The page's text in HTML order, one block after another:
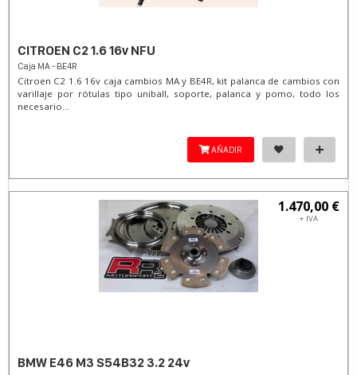
CITROEN C2 1.6 16v NFU
Caja MA - BE4R
Citroen C2 1.6 16v caja cambios MA y BE4R, kit palanca de cambios con
varillaje por rótulas tipo uniball, soporte, palanca y pomo, todo los
necesario...
AÑADIR
1.470,00 €
+ IVA
BMW E46 M3 S54B32 3.2 24v